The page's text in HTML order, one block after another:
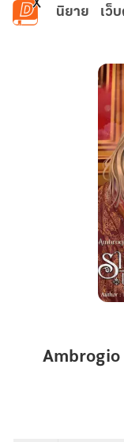
ข้ามไปยังเนื้อหาหลัก
นิยาย เว็
ราช
ปีศาจ
Ambrogio